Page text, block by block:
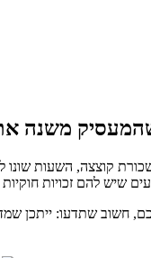
משנה
קוצצה, השעות
שיש להם זכויות
שתדעו: ייתכן